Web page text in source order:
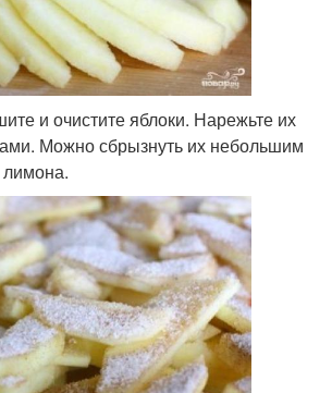
и очистите яблоки. Нарежьте их
Можно сбрызнуть их небольшим
лимона.